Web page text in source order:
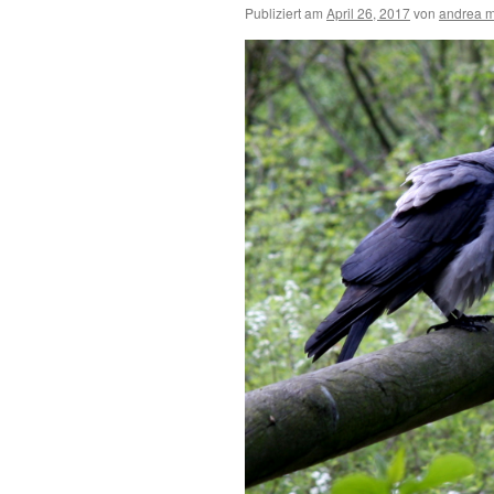
Publiziert am April 26, 2017von andrea